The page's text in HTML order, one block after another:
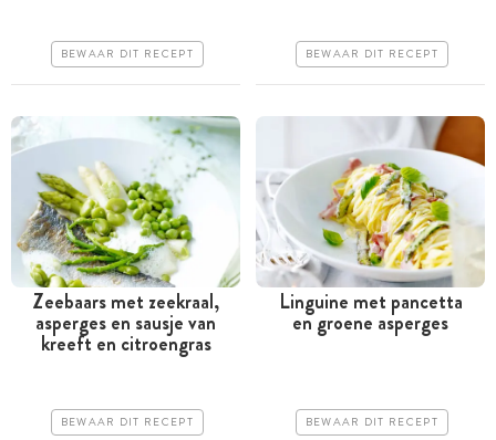
BEWAAR DIT RECEPT BEWAAR DIT RECEPT
Tussen 30 minuten en 1
uur
Zeebaars met zeekraal,
asperges en sausje van
kreeft en citroengras
BEWAAR DIT RECEPT
Minder dan 30 minuten
Erg makkelijk
Linguine met pancetta
en groene asperges
BEWAAR DIT RECEPT